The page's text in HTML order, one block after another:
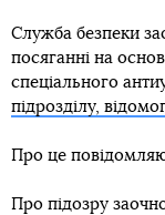
Служба безпеки
посяганні на
спеціального
підрозділу,
Про це
Про підозру